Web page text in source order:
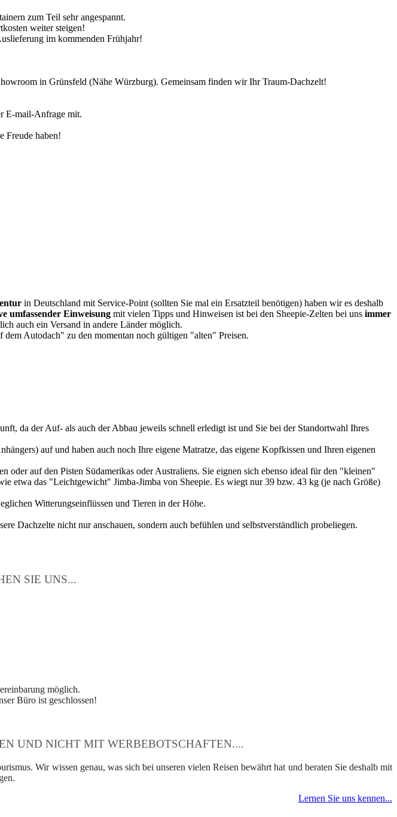
zum Teil sehr angespannt.
weiter steigen!
im kommenden Frühjahr!
in Grünsfeld (Nähe Würzburg). Gemeinsam finden wir Ihr Traum-Dachzelt!
E-mail-Anfrage mit.
Freude haben!
in Deutschland mit Service-Point (sollten Sie mal ein Ersatzteil benötigen) haben wir es deshalb
umfassender Einweisung mit vielen Tipps und Hinweisen ist bei den Sheepie-Zelten bei uns immer
auch ein Versand in andere Länder möglich.
Autodach" zu den momentan noch gültigen "alten" Preisen.
da der Auf- als auch der Abbau jeweils schnell erledigt ist und Sie bei der Standortwahl Ihres
auf und haben auch noch Ihre eigene Matratze, das eigene Kopfkissen und Ihren eigenen
auf den Pisten Südamerikas oder Australiens. Sie eignen sich ebenso ideal für den "kleinen"
etwa das "Leichtgewicht" Jimba-Jimba von Sheepie. Es wiegt nur 39 bzw. 43 kg (je nach Größe)
Witterungseinflüssen und Tieren in der Höhe.
Dachzelte nicht nur anschauen, sondern auch befühlen und selbstverständlich probeliegen.
SIE UNS...
möglich.
Büro ist geschlossen!
UND NICHT MIT WERBEBOTSCHAFTEN....
Wir wissen genau, was sich bei unseren vielen Reisen bewährt hat und beraten Sie deshalb mit
Lernen Sie uns kennen...